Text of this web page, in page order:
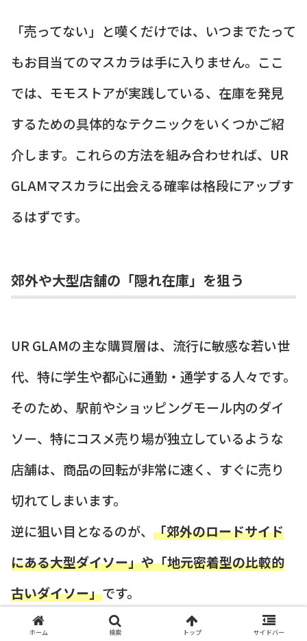
「売ってない」と嘆くだけでは、いつまでたって
もお目当てのマスカラは手に入りません。ここ
では、モモストアが実践している、在庫を発見
するための具体的なテクニックをいくつかご紹
介します。これらの方法を組み合わせれば、UR
GLAMマスカラに出会える確率は格段にアップす
るはずです。
郊外や大型店舗の「隠れ在庫」を狙う
UR GLAMの主な購買層は、流行に敏感な若い世
代、特に学生や都心に通勤・通学する人々です。
そのため、駅前やショッピングモール内のダイ
ソー、特にコスメ売り場が独立しているような
店舗は、商品の回転が非常に速く、すぐに売り
切れてしまいます。
逆に狙い目となるのが、 「郊外のロードサイド
にある大型ダイソー」や「地元密着型の比較的
古いダイソー」です。
ホーム 検索 トップ サイドバー